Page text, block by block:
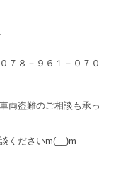
８－９６１－０７０
両盗難のご相談も承っ
くださいm(__)m